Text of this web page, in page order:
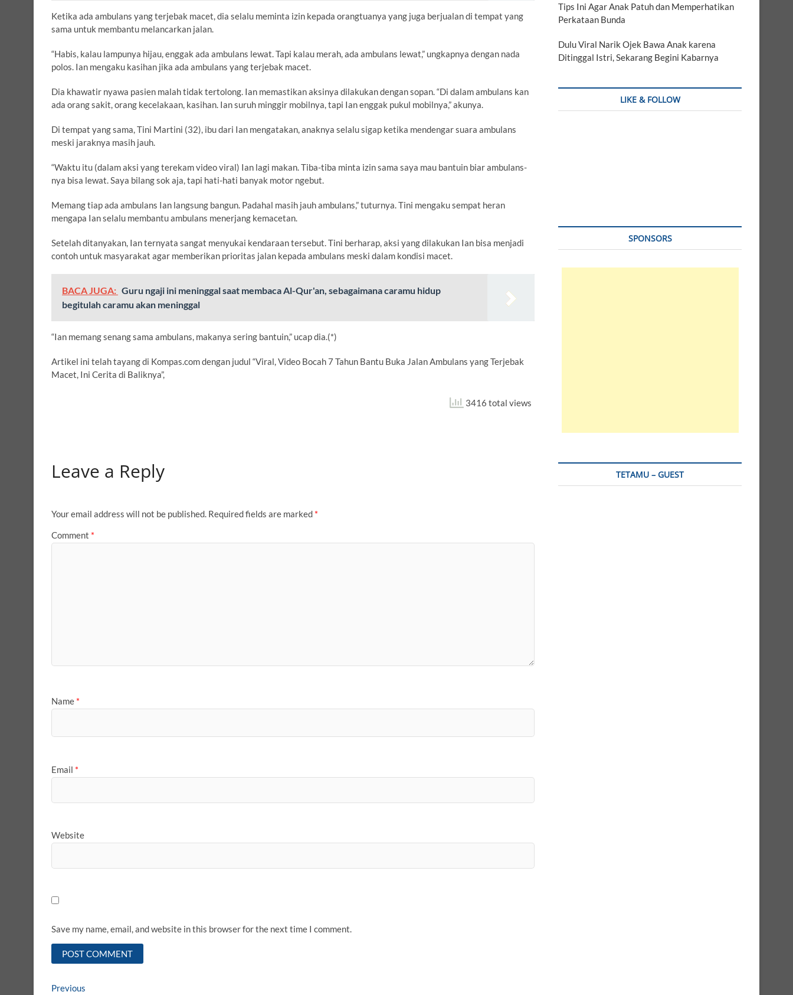
Ketika ada ambulans yang terjebak macet, dia selalu meminta izin kepada orangtuanya yang juga berjualan di tempat yang
sama untuk membantu melancarkan jalan.
“Habis, kalau lampunya hijau, enggak ada ambulans lewat. Tapi kalau merah, ada ambulans lewat,” ungkapnya dengan nada
polos. Ian mengaku kasihan jika ada ambulans yang terjebak macet.
Dia khawatir nyawa pasien malah tidak tertolong. Ian memastikan aksinya dilakukan dengan sopan. “Di dalam ambulans kan
ada orang sakit, orang kecelakaan, kasihan. Ian suruh minggir mobilnya, tapi Ian enggak pukul mobilnya,” akunya.
Di tempat yang sama, Tini Martini (32), ibu dari Ian mengatakan, anaknya selalu sigap ketika mendengar suara ambulans
meski jaraknya masih jauh.
“Waktu itu (dalam aksi yang terekam video viral) Ian lagi makan. Tiba-tiba minta izin sama saya mau bantuin biar ambulans-
nya bisa lewat. Saya bilang sok aja, tapi hati-hati banyak motor ngebut.
Memang tiap ada ambulans Ian langsung bangun. Padahal masih jauh ambulans,” tuturnya. Tini mengaku sempat heran
mengapa Ian selalu membantu ambulans menerjang kemacetan.
Setelah ditanyakan, Ian ternyata sangat menyukai kendaraan tersebut. Tini berharap, aksi yang dilakukan Ian bisa menjadi
contoh untuk masyarakat agar memberikan prioritas jalan kepada ambulans meski dalam kondisi macet.
BACA JUGA: Guru ngaji ini meninggal saat membaca Al-Qur'an, sebagaimana caramu hidup
begitulah caramu akan meninggal
“Ian memang senang sama ambulans, makanya sering bantuin,” ucap dia.(*)
Artikel ini telah tayang di Kompas.com dengan judul “Viral, Video Bocah 7 Tahun Bantu Buka Jalan Ambulans yang Terjebak
Macet, Ini Cerita di Baliknya”,
3416 total views
Leave a Reply
Your email address will not be published. Required fields are marked *
Comment *
Name *
Email *
Website
Save my name, email, and website in this browser for the next time I comment.
Post
Previous
Tips Ini Agar Anak Patuh dan Memperhatikan
Perkataan Bunda
Dulu Viral Narik Ojek Bawa Anak karena
Ditinggal Istri, Sekarang Begini Kabarnya
LIKE & FOLLOW
SPONSORS
TETAMU – GUEST